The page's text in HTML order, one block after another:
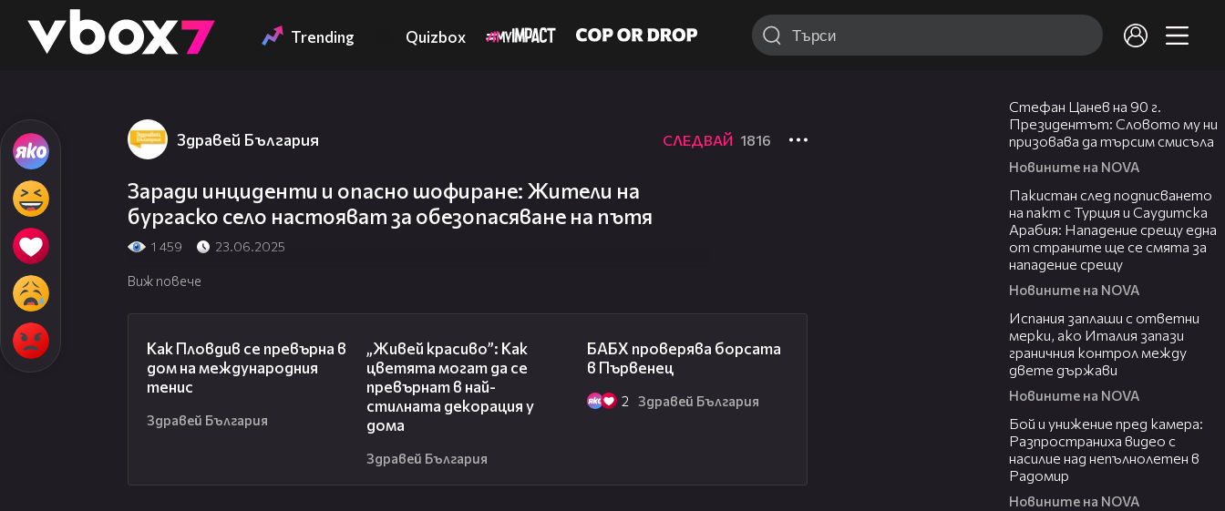
👾 Trending Quizbox
Здравей България СЛЕДВАЙ 1816
Заради инциденти и опасно шофиране: Жители на
бургаско село настояват за обезопасяване на пътя
1 459 23.06.2025
Виж повече
Как Пловдив се превърна в
дом на международния
тенис
Здравей България
„Живей красиво”: Как
цветята могат да се
превърнат в най-
стилната декорация у
дома
Здравей България
БАБХ проверява борсата
в Първенец
2 Здравей България
Стефан Цанев на 90 г.
Президентът: Словото му ни
призовава да търсим смисъла
Новините на NOVA
Пакистан след подписването
на пакт с Турция и Саудитска
Арабия: Нападение срещу една
от страните ще се смята за
нападение срещу
Новините на NOVA
Испания заплаши с ответни
мерки, ако Италия запази
граничния контрол между
двете държави
Новините на NOVA
Бой и унижение пред камера:
Разпространиха видео с
насилие над непълнолетен в
Радомир
Новините на NOVA